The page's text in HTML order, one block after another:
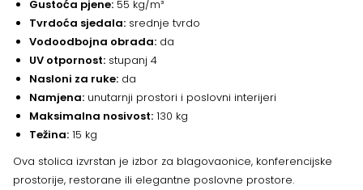
Gustoća pjene: 55 kg/m³
Tvrdoća sjedala: srednje tvrdo
Vodoodbojna obrada: da
UV otpornost: stupanj 4
Nasloni za ruke: da
Namjena: unutarnji prostori i poslovni interijeri
Maksimalna nosivost: 130 kg
Težina: 15 kg
Ova stolica izvrstan je izbor za blagovaonice, konferencijske
prostorije, restorane ili elegantne poslovne prostore.